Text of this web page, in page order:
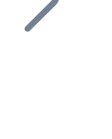
ecosistema.
e
al nostro servizio di